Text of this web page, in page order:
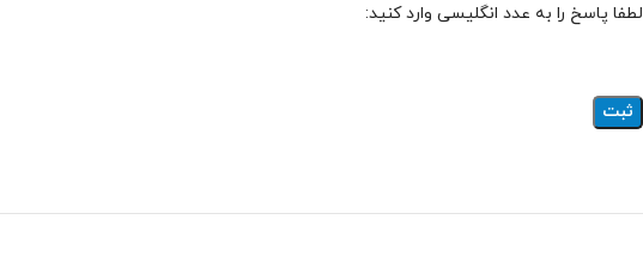
لطفا پاسخ را به عدد انگلیسی وارد کنید: